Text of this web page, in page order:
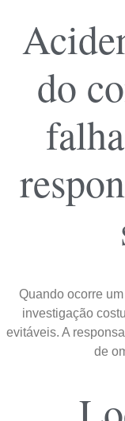
do
Quando ocorre
investigação
evitáveis. A
de